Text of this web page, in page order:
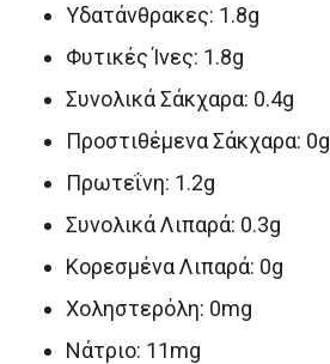
Υδατάνθρακες: 1.8g
Φυτικές Ίνες: 1.8g
Συνολικά Σάκχαρα: 0.4g
Προστιθέμενα Σάκχαρα: 0g
Πρωτεΐνη: 1.2g
Συνολικά Λιπαρά: 0.3g
Κορεσμένα Λιπαρά: 0g
Χοληστερόλη: 0mg
Νάτριο: 11mg